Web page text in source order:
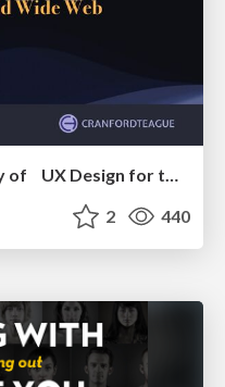
A brief & incomplete history of UX Design for the World Wide Web: 1989–2019
2 440